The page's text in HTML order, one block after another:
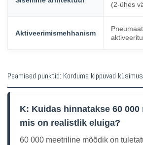
(2-ühes
Aktiveerimismehhanism
Peamised punktid: Korduma kippuvad
K: Kuidas hinnatakse 60
mis on realistlik eluiga?
60 000 meetriline mõõdik on